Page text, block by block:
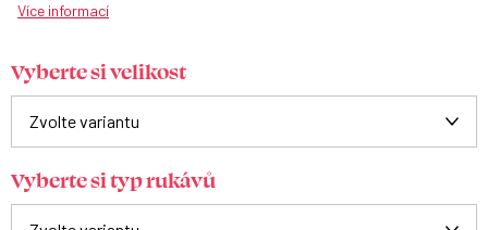
Více informací
Vyberte si velikost
Vyberte si typ rukávů